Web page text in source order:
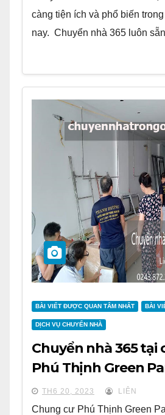
càng tiện ích và phổ biến
nay. Chuyển nhà 365 luôn
BÀI VIẾT ĐƯỢC QUAN TÂM NHẤT BÀI
DỊCH VỤ CHUYỂN NHÀ
Chuyển nhà 365 tại
Phú Thịnh Green
TH6 20, 2023 LIÊN
Chung cư Phú Thịnh Green